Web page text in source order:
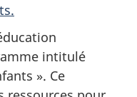
intitulé
». Ce